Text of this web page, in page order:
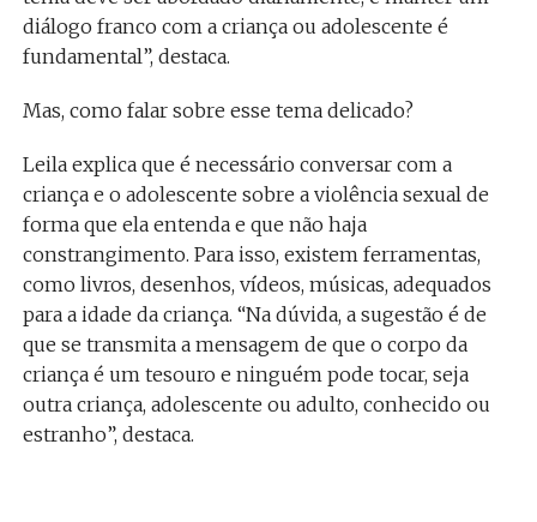
diálogo franco com a criança ou adolescente é
fundamental”, destaca.
Mas, como falar sobre esse tema delicado?
Leila explica que é necessário conversar com a
criança e o adolescente sobre a violência sexual de
forma que ela entenda e que não haja
constrangimento. Para isso, existem ferramentas,
como livros, desenhos, vídeos, músicas, adequados
para a idade da criança. “Na dúvida, a sugestão é de
que se transmita a mensagem de que o corpo da
criança é um tesouro e ninguém pode tocar, seja
outra criança, adolescente ou adulto, conhecido ou
estranho”, destaca.